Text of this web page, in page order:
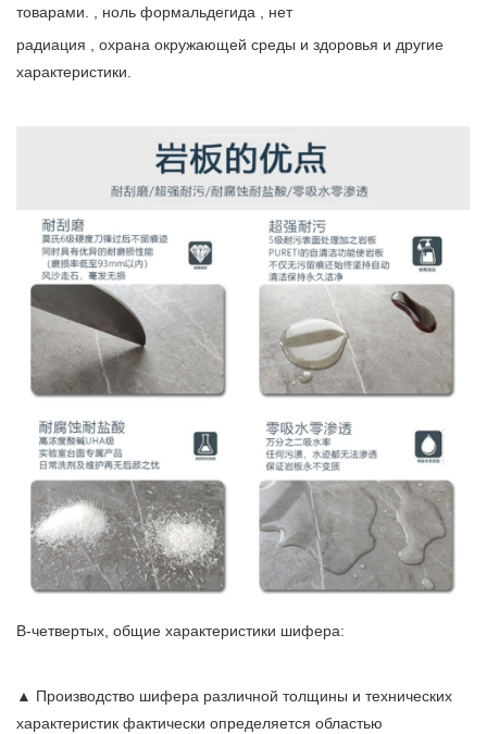
товарами. , ноль формальдегида , нет
радиация , охрана окружающей среды и здоровья и другие
характеристики.
В-четвертых, общие характеристики шифера:
▲ Производство шифера различной толщины и технических
характеристик фактически определяется областью